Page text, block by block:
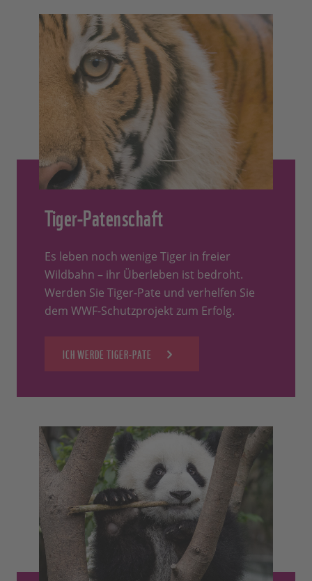
Tiger-Patenschaft
Es leben noch wenige Tiger in freier
Wildbahn – ihr Überleben ist bedroht.
Werden Sie Tiger-Pate und verhelfen Sie
dem WWF-Schutzprojekt zum Erfolg.
ICH WERDE TIGER-PATE